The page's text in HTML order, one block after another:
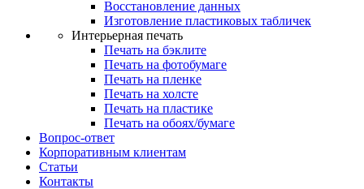
Восстановление данных
Изготовление пластиковых табличек
Интерьерная печать
Печать на бэклите
Печать на фотобумаге
Печать на пленке
Печать на холсте
Печать на пластике
Печать на обоях/бумаге
Вопрос-ответ
Корпоративным клиентам
Статьи
Контакты